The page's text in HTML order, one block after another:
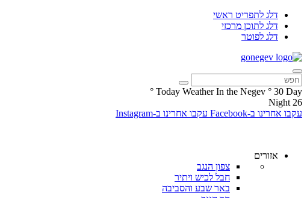
דלג לתפריט ראשי
דלג לתוכן מרכזי
דלג לפוטר
Today Weather In the Negev ° 30 Day
°
26
Night
עקבו אחרינו ב-Facebook
עקבו אחרינו ב-Instagram
אזורים
צפון הנגב
חבל לכיש ויתיר
באר שבע והסביבה